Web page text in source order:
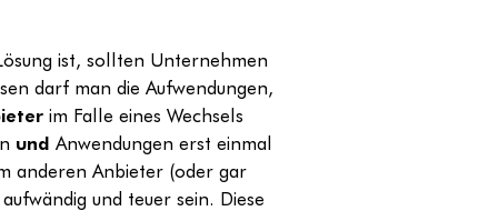
ist, sollten Unternehmen
darf man die Aufwendungen,
im Falle eines Wechsels
und Anwendungen erst einmal
anderen Anbieter (oder gar
und teuer sein. Diese